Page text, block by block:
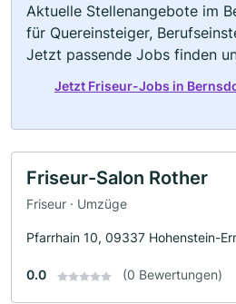
Aktuelle Stellenangebote im
für Quereinsteiger,
Jetzt passende Jobs finden
Jetzt Friseur-Jobs in
Friseur-Salon Rother
Friseur · Umzüge
Pfarrhain 10, 09337 Hohenstein-
0.0 (0 Bewertungen)